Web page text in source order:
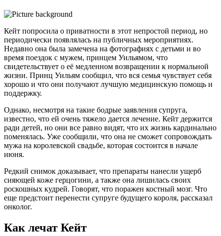
Кейт попросила о приватности в этот непростой период, но
периодически появлялась на публичных мероприятиях.
Недавно она была замечена на фотографиях с детьми и во
время поездок с мужем, принцем Уильямом, что
свидетельствует о её медленном возвращении к нормальной
жизни. Принц Уильям сообщил, что вся семья чувствует себя
хорошо и что они получают лучшую медицинскую помощь и
поддержку​.
Однако, несмотря на такие бодрые заявления супруга,
известно, что ей очень тяжело дается лечение. Кейт держится
ради детей, но они все равно видят, что их жизнь кардинально
поменялась. Уже сообщили, что она не сможет сопровождать
мужа на королевской свадьбе, которая состоится в начале
июня.
Редкий снимок доказывает, что препараты нанесли ущерб
сияющей коже герцогини, а также она лишилась своих
роскошных кудрей. Говорят, что поражен костный мозг. Что
еще предстоит перенести супруге будущего короля, рассказал
онколог.
Как лечат Кейт